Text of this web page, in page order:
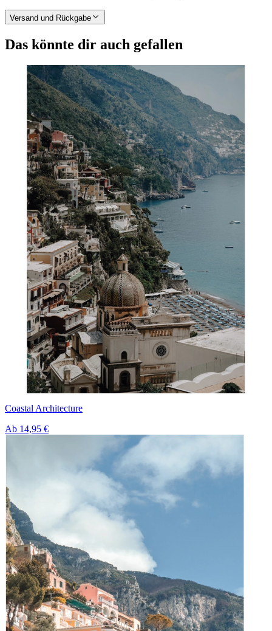
Versand und Rückgabe
Das könnte dir auch gefallen
Coastal Architecture
Ab 14,95 €